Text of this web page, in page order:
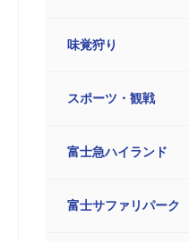
味覚狩り
スポーツ・観戦
富士急ハイランド
富士サファリパーク